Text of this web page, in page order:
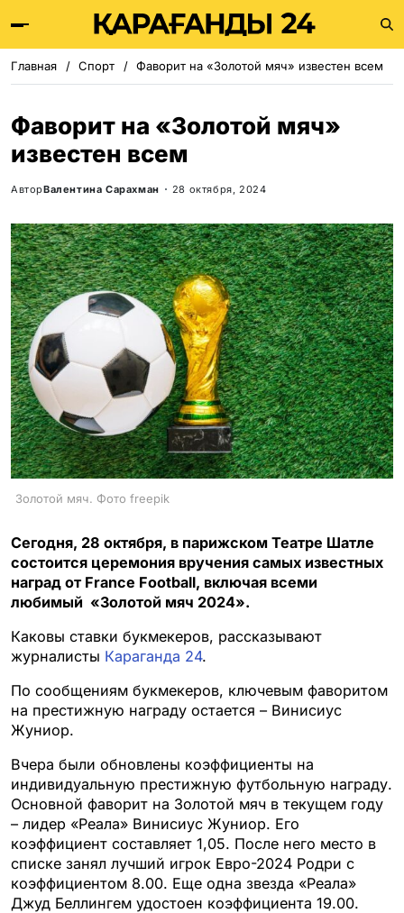
Главная Спорт Фаворит на «Золотой мяч» известен всем
Фаворит на «Золотой мяч»
известен всем
АвторВалентина Сарахман 28 октября, 2024
Золотой мяч. Фото freepik
Сегодня, 28 октября, в парижском Театре Шатле
состоится церемония вручения самых известных
наград от France Football, включая всеми
любимый «Золотой мяч 2024».
Каковы ставки букмекеров, рассказывают
журналисты Караганда 24.
По сообщениям букмекеров, ключевым фаворитом
на престижную награду остается – Винисиус
Жуниор.
Вчера были обновлены коэффициенты на
индивидуальную престижную футбольную награду.
Основной фаворит на Золотой мяч в текущем году
– лидер «Реала» Винисиус Жуниор. Его
коэффициент составляет 1,05. После него место в
списке занял лучший игрок Евро-2024 Родри с
коэффициентом 8.00. Еще одна звезда «Реала»
Джуд Беллингем удостоен коэффициента 19.00.